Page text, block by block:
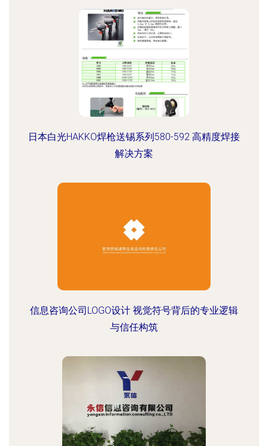
日本白光HAKKO焊枪送锡系列580-592 高精度焊接
解决方案
信息咨询公司LOGO设计 视觉符号背后的专业逻辑
与信任构筑